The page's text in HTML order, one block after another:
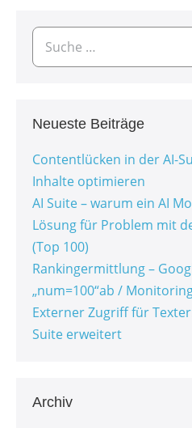
Neueste Beiträge
Contentlücken in der AI-
Inhalte optimieren
AI Suite – warum ein AI
Lösung für Problem mit
(Top 100)
Rankingermittlung –
„num=100“ab /
Externer Zugriff für
Suite erweitert
Archiv